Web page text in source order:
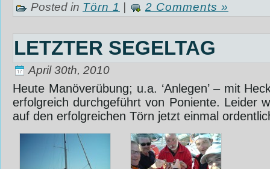
Posted in Törn 1 2 Comments »
LETZTER SEGELTAG
April 30th, 2010
Heute Manöverübung; u.a. ‘Anlegen’ – mit
erfolgreich durchgeführt von Poniente. Leider
auf den erfolgreichen Törn jetzt einmal